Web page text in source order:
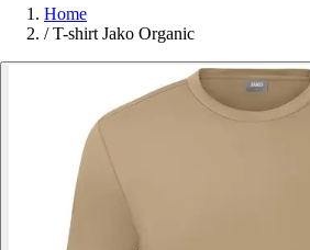
Home
/ T-shirt Jako Organic